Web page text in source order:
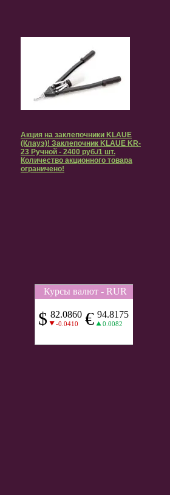
Акция на заклепочники KLAUE
(Клауэ)! Заклепочник KLAUE KR-
23 Ручной - 2400 руб./1 шт.
Количество акционного товара
ограничено!